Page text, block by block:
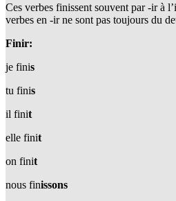
Ces verbes finissent souvent par -ir à
verbes en -ir ne sont pas toujours du
Finir:
je finis
tu finis
il finit
elle finit
on finit
nous finissons